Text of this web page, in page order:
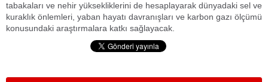
tabakaları ve nehir yüksekliklerini de hesaplayarak dünyadaki sel ve
kuraklık önlemleri, yaban hayatı davranışları ve karbon gazı ölçümü
konusundaki araştırmalara katkı sağlayacak.